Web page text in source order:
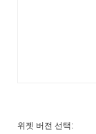
위젯 버전 선택: